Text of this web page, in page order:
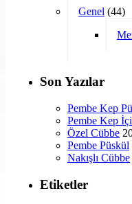
Genel (44)
Son Yazılar
Pembe Kep
Pembe Kep
Özel Cübbe
Pembe Püskül
Nakışlı Cübbe
Etiketler